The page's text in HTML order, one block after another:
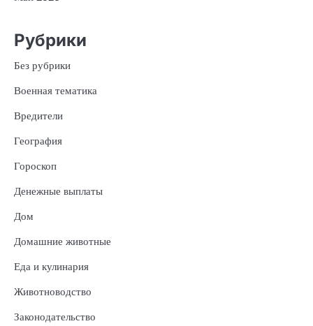
Рубрики
Без рубрики
Военная тематика
Вредители
География
Гороскоп
Денежные выплаты
Дом
Домашние животные
Еда и кулинария
Животноводство
Законодательство